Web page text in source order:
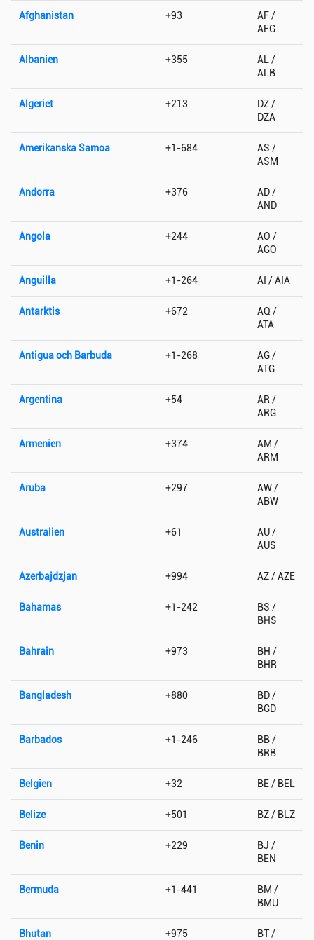
Afghanistan +93
AF /
AFG
Albanien +355
AL /
ALB
Algeriet +213
DZ /
DZA
Amerikanska Samoa +1-684
AS /
ASM
Andorra +376
AD /
AND
Angola +244
AO /
AGO
Anguilla +1-264 AI / AIA
Antarktis +672
AQ /
ATA
Antigua och Barbuda +1-268
AG /
ATG
Argentina +54
AR /
ARG
Armenien +374
AM /
ARM
Aruba +297
AW /
ABW
Australien +61
AU /
AUS
Azerbajdzjan +994 AZ / AZE
Bahamas +1-242
BS /
BHS
Bahrain +973
BH /
BHR
Bangladesh +880
BD /
BGD
Barbados +1-246
BB /
BRB
Belgien +32 BE / BEL
Belize +501 BZ / BLZ
Benin +229
BJ /
BEN
Bermuda +1-441
BM /
BMU
Bhutan +975
BT /